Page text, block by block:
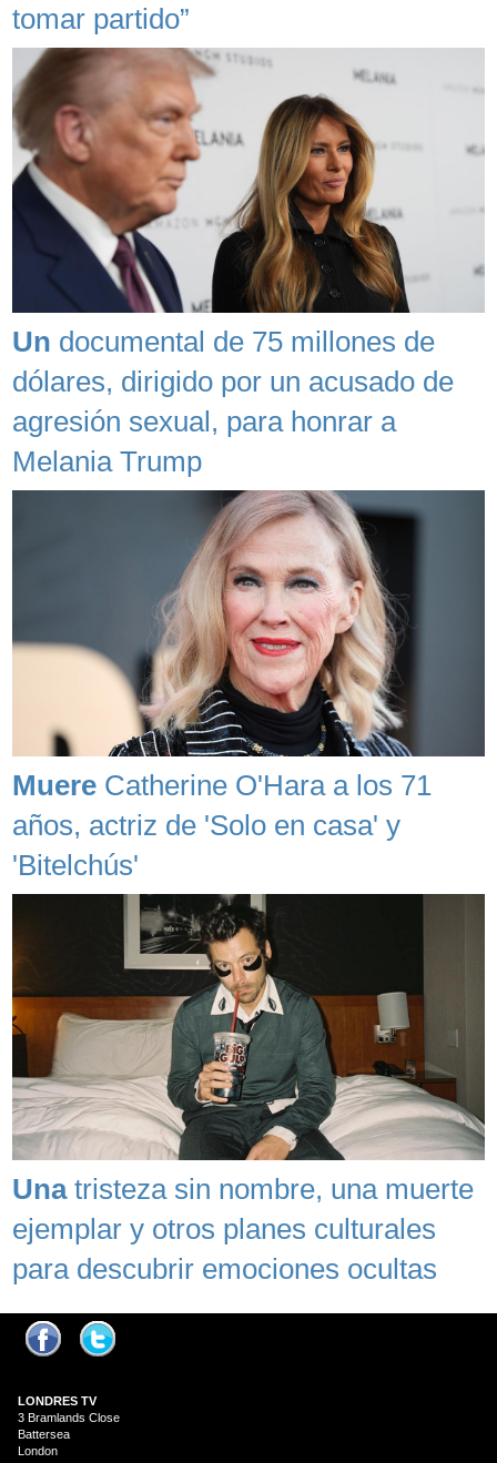
tomar partido”
Un documental de 75 millones de
dólares, dirigido por un acusado de
agresión sexual, para honrar a
Melania Trump
Muere Catherine O'Hara a los 71
años, actriz de 'Solo en casa' y
'Bitelchús'
Unatristeza sin nombre, una muerte
ejemplar y otros planes culturales
para descubrir emociones ocultas
LONDRES TV
3 Bramlands Close
Battersea
London